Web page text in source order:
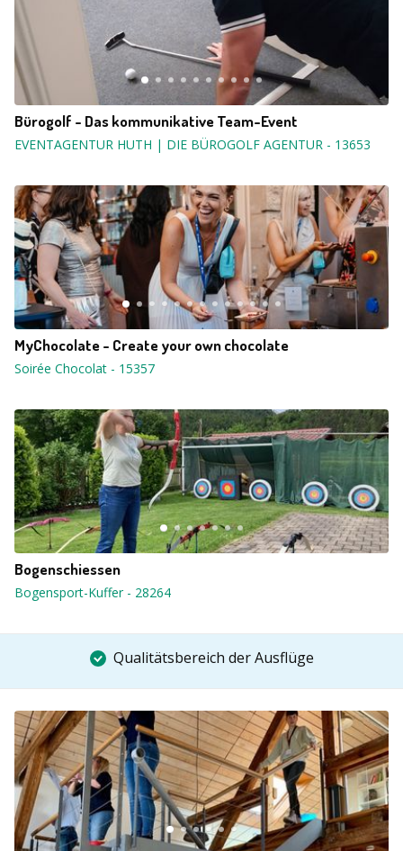
Bürogolf - Das kommunikative Team-Event
EVENTAGENTUR HUTH | DIE BÜROGOLF AGENTUR - 13653
MyChocolate - Create your own chocolate
Soirée Chocolat - 15357
Bogenschiessen
Bogensport-Kuffer- 28264
Qualitätsbereich der Ausflüge